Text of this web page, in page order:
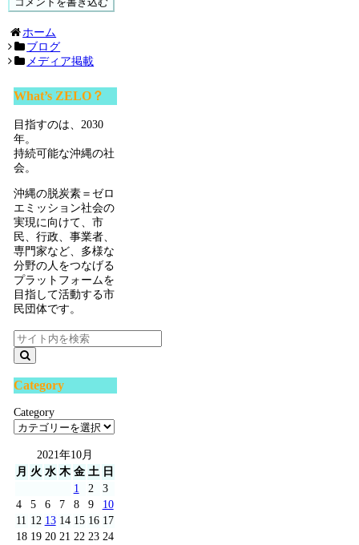
ホーム
ブログ
メディア掲載
What’s ZELO？
目指すのは、2030
年。
持続可能な沖縄の社
会。
沖縄の脱炭素＝ゼロ
エミッション社会の
実現に向けて、市
民、行政、事業者、
専門家など、多様な
分野の人をつなげる
プラットフォームを
目指して活動する市
民団体です。
Category
Category
2021年10月
月 火 水 木 金 土 日
1
2
3
4
5 6 7 8 9
10
11 12 13 14 15 16 17
18 19 20 21 22 23 24